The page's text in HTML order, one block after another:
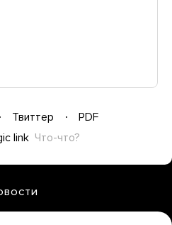
Твиттер
PDF
link Что-что?